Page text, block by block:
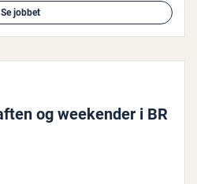
Se jobbet
og weekender i BR